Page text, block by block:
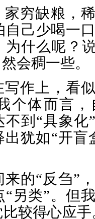
穷缺粮，
己少喝一
为什么呢？
会稠一些。
作上，看
个体而言
到“具象化
出犹如“开盲
的“反刍”
另类”。但
较得心应